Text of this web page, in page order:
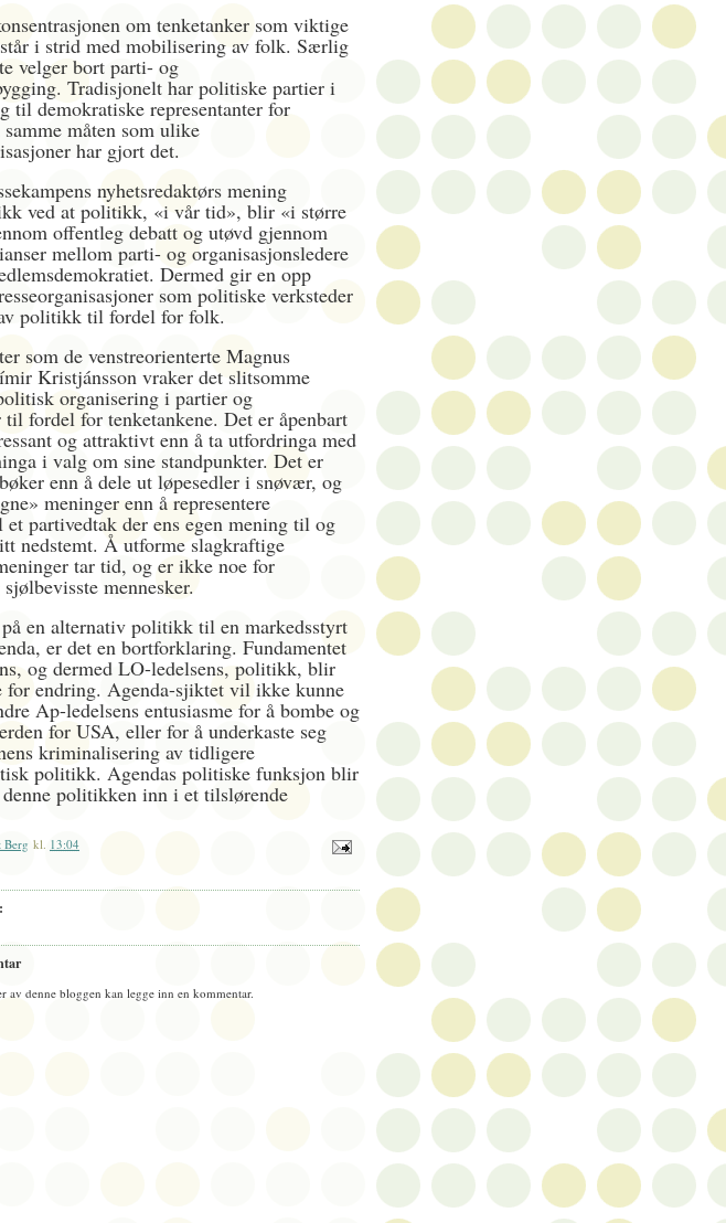
om tenketanker som viktige
i strid med mobilisering av folk. Særlig
velger bort parti- og
Tradisjonelt har politiske partier i
til demokratiske representanter for
måten som ulike
har gjort det.
nyhetsredaktørs mening
ved at politikk, «i vår tid», blir «i større
offentleg debatt og utøvd gjennom
mellom parti- og organisasjonsledere
Dermed gir en opp
som politiske verksteder
politikk til fordel for folk.
som de venstreorienterte Magnus
Kristjánsson vraker det slitsomme
organisering i partier og
til fordel for tenketankene. Det er åpenbart
og attraktivt enn å ta utfordringa med
i valg om sine standpunkter. Det er
enn å dele ut løpesedler i snøvær, og
meninger enn å representere
et partivedtak der ens egen mening til og
nedstemt. Å utforme slagkraftige
tar tid, og er ikke noe for
mennesker.
en alternativ politikk til en markedsstyrt
er det en bortforklaring. Fundamentet
og dermed LO-ledelsens, politikk, blir
for endring. Agenda-sjiktet vil ikke kunne
Ap-ledelsens entusiasme for å bombe og
for USA, eller for å underkaste seg
kriminalisering av tidligere
politikk. Agendas politiske funksjon blir
politikken inn i et tilslørende
Berg kl. 13:04
av denne bloggen kan legge inn en kommentar.